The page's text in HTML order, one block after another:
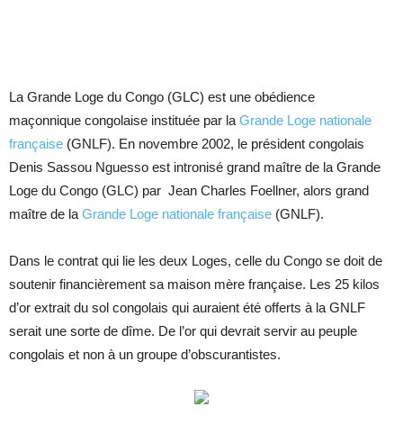
La Grande Loge du Congo (GLC) est une obédience
maçonnique congolaise instituée par la Grande Loge nationale
française (GNLF). En novembre 2002, le président congolais
Denis Sassou Nguesso est intronisé grand maître de la Grande
Loge du Congo (GLC) par Jean Charles Foellner, alors grand
maître de la Grande Loge nationale française (GNLF).
Dans le contrat qui lie les deux Loges, celle du Congo se doit de
soutenir financièrement sa maison mère française. Les 25 kilos
d’or extrait du sol congolais qui auraient été offerts à la GNLF
serait une sorte de dîme. De l’or qui devrait servir au peuple
congolais et non à un groupe d’obscurantistes.